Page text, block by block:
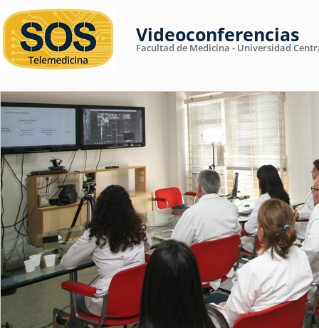
Videoconferencias
Facultad de Medicina - Universidad